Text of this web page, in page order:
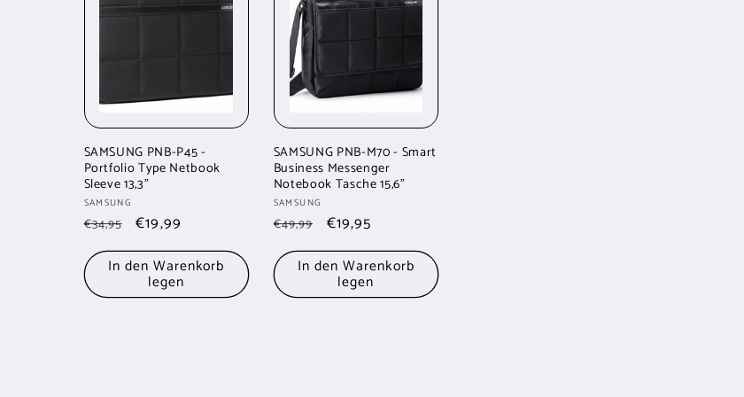
g
o
r
i
e
:
SAMSUNG PNB-P45 -
Portfolio Type Netbook
Sleeve 13,3"
Anbieter:
SAMSUNG
Normaler
Preis
€34,95 Verkaufspreis
€19,99
In den Warenkorb
legen
SAMSUNG PNB-M70 - Smart
Business Messenger
Notebook Tasche 15,6"
Anbieter:
SAMSUNG
Normaler
Preis
€49,99 Verkaufspreis
€19,95
In den Warenkorb
legen